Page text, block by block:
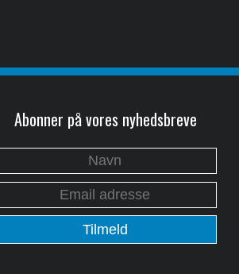
Abonner på vores nyhedsbreve